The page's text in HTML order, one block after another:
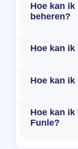
Hoe kan
beheren?
Hoe kan
Hoe kan
Hoe kan
Funle?